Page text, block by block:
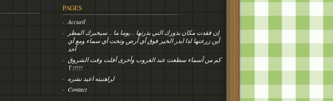
PAGES
Accueil
إن فقدت مكان بذورك التي بذرتها .. يوما ما .. سيخبرك المطر
أين زرعتها لذا ابذر الخير فوق أي أرض وتحت أي سماء ومع أي
أحد
كم من أسماء سطعت عند الغروب وأخرى أفلت وقت الشروق
!!!!! ؟
لراهنيته اعيد نشره
Contact